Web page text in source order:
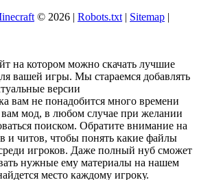
© 2026 | Robots.txt | Sitemap |
на котором можно скачать лучшие
вашей игры. Мы стараемся добавлять
версии
вам не понадобится много времени
мод, в любом случае при желании
поиском. Обратите внимание на
и читов, чтобы понять какие файлы
игроков. Даже полный нуб сможет
нужные ему материалы на нашем
место каждому игроку.